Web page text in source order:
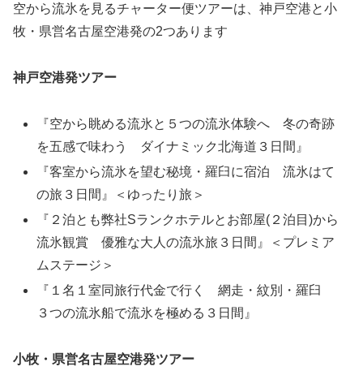
空から流氷を見るチャーター便ツアーは、神戸空港と小
牧・県営名古屋空港発の2つあります
神戸空港発ツアー
『空から眺める流氷と５つの流氷体験へ 冬の奇跡
を五感で味わう ダイナミック北海道３日間』
『客室から流氷を望む秘境・羅臼に宿泊 流氷はて
の旅３日間』＜ゆったり旅＞
『２泊とも弊社Sランクホテルとお部屋(２泊目)から
流氷観賞 優雅な大人の流氷旅３日間』＜プレミア
ムステージ＞
『１名１室同旅行代金で行く 網走・紋別・羅臼
３つの流氷船で流氷を極める３日間』
小牧・県営名古屋空港発ツアー